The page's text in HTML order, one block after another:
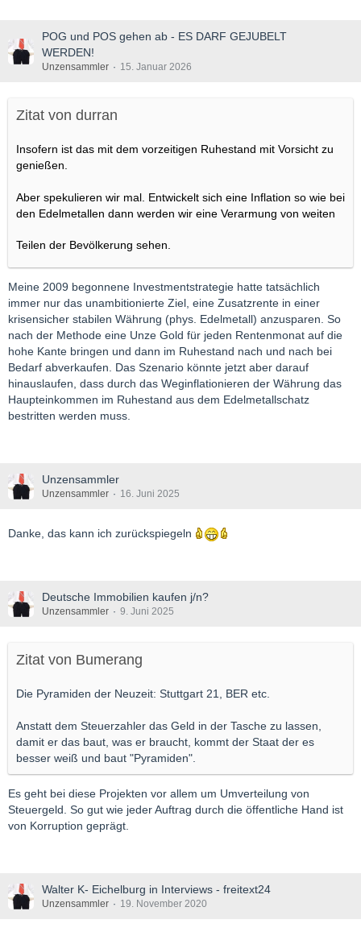
POG und POS gehen ab - ES DARF GEJUBELT
WERDEN!
Unzensammler 15. Januar 2026
Zitat von durran
Insofern ist das mit dem vorzeitigen Ruhestand mit Vorsicht zu
genießen.
Aber spekulieren wir mal. Entwickelt sich eine Inflation so wie bei
den Edelmetallen dann werden wir eine Verarmung von weiten
Teilen der Bevölkerung sehen.
Meine 2009 begonnene Investmentstrategie hatte tatsächlich
immer nur das unambitionierte Ziel, eine Zusatzrente in einer
krisensicher stabilen Währung (phys. Edelmetall) anzusparen. So
nach der Methode eine Unze Gold für jeden Rentenmonat auf die
hohe Kante bringen und dann im Ruhestand nach und nach bei
Bedarf abverkaufen. Das Szenario könnte jetzt aber darauf
hinauslaufen, dass durch das Weginflationieren der Währung das
Haupteinkommen im Ruhestand aus dem Edelmetallschatz
bestritten werden muss.
Unzensammler
Unzensammler 16. Juni 2025
Danke, das kann ich zurückspiegeln
Deutsche Immobilien kaufen j/n?
Unzensammler 9. Juni 2025
Zitat von Bumerang
Die Pyramiden der Neuzeit: Stuttgart 21, BER etc.
Anstatt dem Steuerzahler das Geld in der Tasche zu lassen,
damit er das baut, was er braucht, kommt der Staat der es
besser weiß und baut "Pyramiden".
Es geht bei diese Projekten vor allem um Umverteilung von
Steuergeld. So gut wie jeder Auftrag durch die öffentliche Hand ist
von Korruption geprägt.
Walter K- Eichelburg in Interviews - freitext24
Unzensammler 19. November 2020